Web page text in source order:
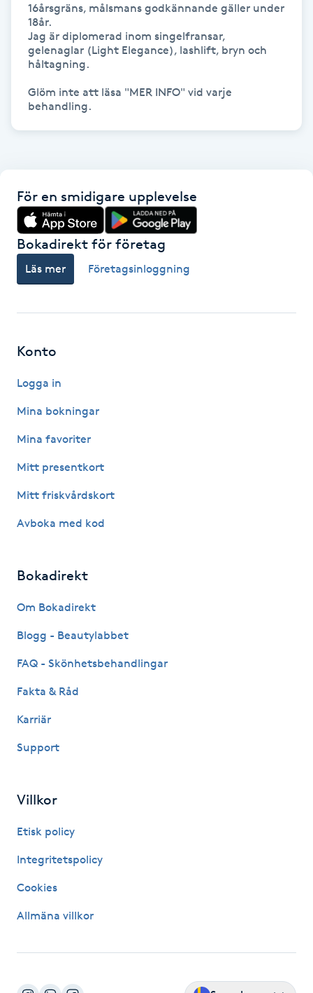
Hollywood Peel
Hot Stone Massage
Hot yoga
Hudvård
Hyaluronsyra
Hårbottenbehandling
Hårvård
Hälsa
Hälsprickor
IPL
IR-massage
Japansk massage
K18
Katun fransar
16årsgräns, målsmans godkännande gäller under
18år.
Jag är diplomerad inom singelfransar,
gelenaglar (Light Elegance), lashlift, bryn och
håltagning.
Glöm inte att läsa "MER INFO" vid varje
behandling.
För en smidigare upplevelse
Bokadirekt för företag
Läs mer Företagsinloggning
Konto
Logga in
Mina bokningar
Mina favoriter
Mitt presentkort
Mitt friskvårdskort
Avboka med kod
Bokadirekt
Om Bokadirekt
Blogg - Beautylabbet
FAQ - Skönhetsbehandlingar
Fakta & Råd
Karriär
Support
Villkor
Etisk policy
Integritetspolicy
Cookies
Allmäna villkor